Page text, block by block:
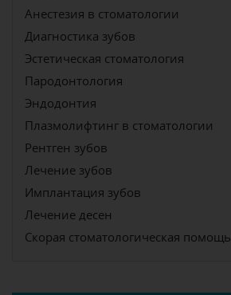
Анестезия в стоматологии
Диагностика зубов
Эстетическая стоматология
Пародонтология
Эндодонтия
Плазмолифтинг в стоматологии
Рентген зубов
Лечение зубов
Имплантация зубов
Лечение десен
Скорая стоматологическая помощь